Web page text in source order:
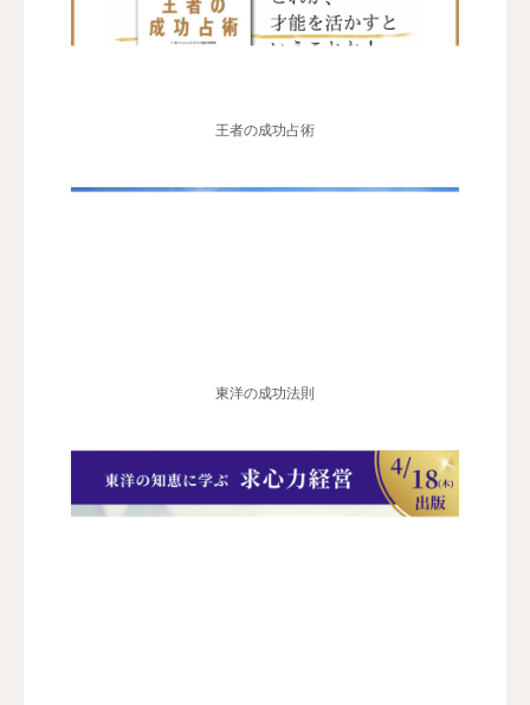
王者の成功占術
東洋の成功法則